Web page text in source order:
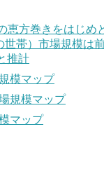
恵方巻きをはじめ
世帯）市場規模は
推計
模マップ
規模マップ
マップ